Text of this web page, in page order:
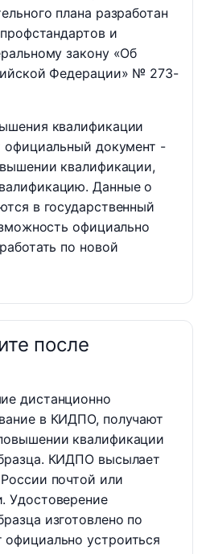
плана разработан
и
закону «Об
Федерации» № 273-
квалификации
официальный документ -
квалификации,
Данные о
в государственный
официально
по новой
после
дистанционно
в КИДПО, получают
квалификации
КИДПО высылает
почтой или
Удостоверение
изготовлено по
устроиться